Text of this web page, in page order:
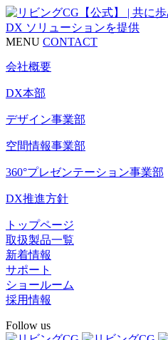
MENU CONTACT
会社概要
DX本部
デザイン事業部
空間情報事業部
360°プレゼンテーション事業部
DX推進方針
トップページ
取扱製品一覧
新着情報
サポート
ショールーム
採用情報
Follow us